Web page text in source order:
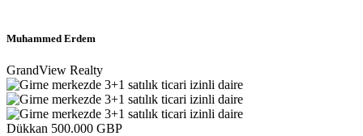
Muhammed Erdem
GrandView Realty
Dükkan 500.000 GBP